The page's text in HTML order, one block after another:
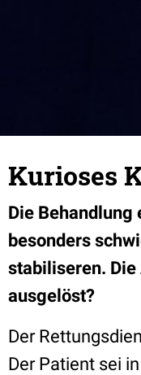
Kurioses
Die
besonders
stabiliseren. Die
ausgelöst?
Der
Der Patient sei